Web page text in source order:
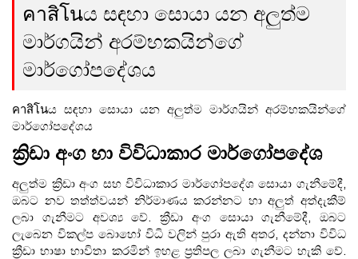
คาสิโนය සඳහා සොයා යන අලුත්ම
මාර්ගයින් අරම්භකයින්ගේ
මාර්ගෝපදේශය
คาสิโนය සඳහා සොයා යන අලුත්ම මාර්ගයින් අරම්භකයින්ගේ
මාර්ගෝපදේශය
ක්‍රිඩා අංග හා විවිධාකාර මාර්ගෝපදේශ
අලුත්ම ක්‍රිඩා අංග සහ විවිධාකාර මාර්ගෝපදේශ සොයා ගැනීමේදී,
ඔබට නව තත්ත්වයන් නිර්මාණය කරන්නට හා අලුත් අත්දැකීම්
ලබා ගැනීමට අවශ්‍ය වේ. ක්‍රීඩා අංග සොයා ගැනීමේදී, ඔබට
ලැබෙන විකල්ප බොහෝ විධි වලින් පුරා ඇති අතර, දන්නා විවිධ
ක්‍රීඩා භාෂා භාවිතා කරමින් ඉහළ ප්‍රතිපල ලබා ගැනීමට හැකි වේ.